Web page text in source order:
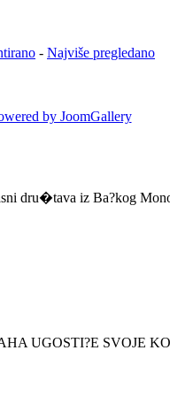
- Najviše pregledano
dru�tava iz Ba?kog
UGOSTI?E SVOJE